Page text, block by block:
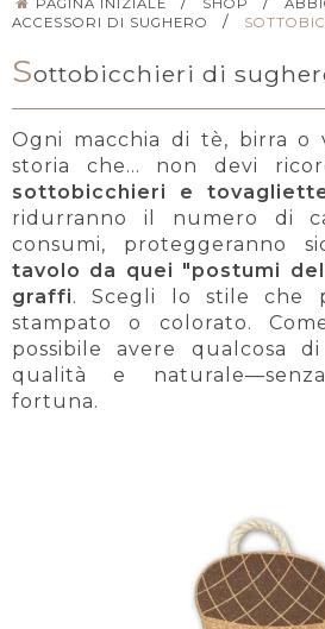
ACCESSORI DI SUGHERO
/
Sottobicchieri di
Ogni macchia di tè, birra o
storia che… non devi
sottobicchieri e
ridurranno il numero di
consumi, proteggeranno
tavolo da quei "postumi
graffi. Scegli lo stile che
stampato o colorato.
possibile avere qualcosa
qualità e
fortuna.